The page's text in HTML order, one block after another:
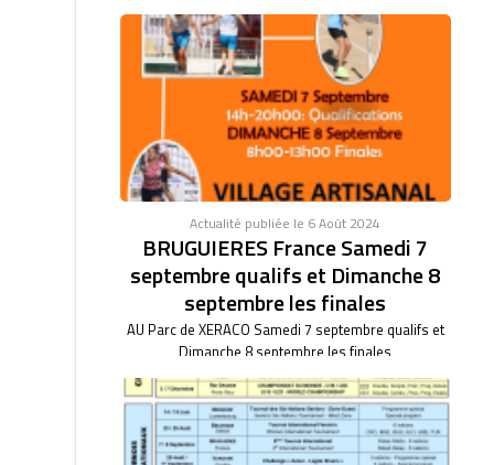
Actualité publiée le 6 Août 2024
BRUGUIERES France Samedi 7
septembre qualifs et Dimanche 8
septembre les finales
AU Parc de XERACO Samedi 7 septembre qualifs et
Dimanche 8 septembre les finales